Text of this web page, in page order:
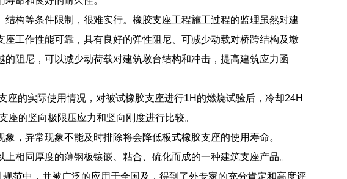
构等条件限制，很难实行。橡胶支座工程施工过程的监理虽然对建
工作性能可靠，具有良好的弹性阻尼、可减少动载对桥跨结构及墩
阻尼，可以减少动荷载对建筑墩台结构和冲击，提高建筑应力函
的实际使用情况，对被试橡胶支座进行1H的燃烧试验后，冷却24H
座的竖向极限压应力和竖向刚度进行比较。
，异常现象不能及时排除将会降低板式橡胶支座的使用寿命。
相同厚度的薄钢板镶嵌、粘合、硫化而成的一种建筑支座产品。
范中，并被广泛的应用于全国及，得到了外专家的充分肯定和高度评